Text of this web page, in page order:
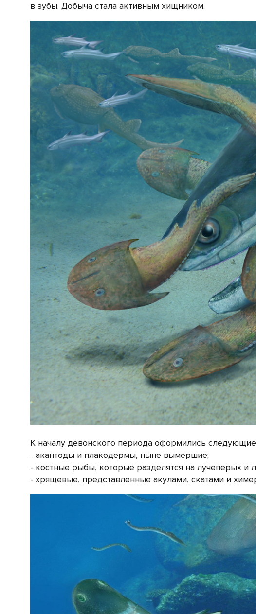
в зубы. Добыча стала активным хищником.
К началу девонского периода оформились
- акантоды и плакодермы, ныне вымершие;
- костные рыбы, которые разделятся на лучеперых и
- хрящевые, представленные акулами, скатами и